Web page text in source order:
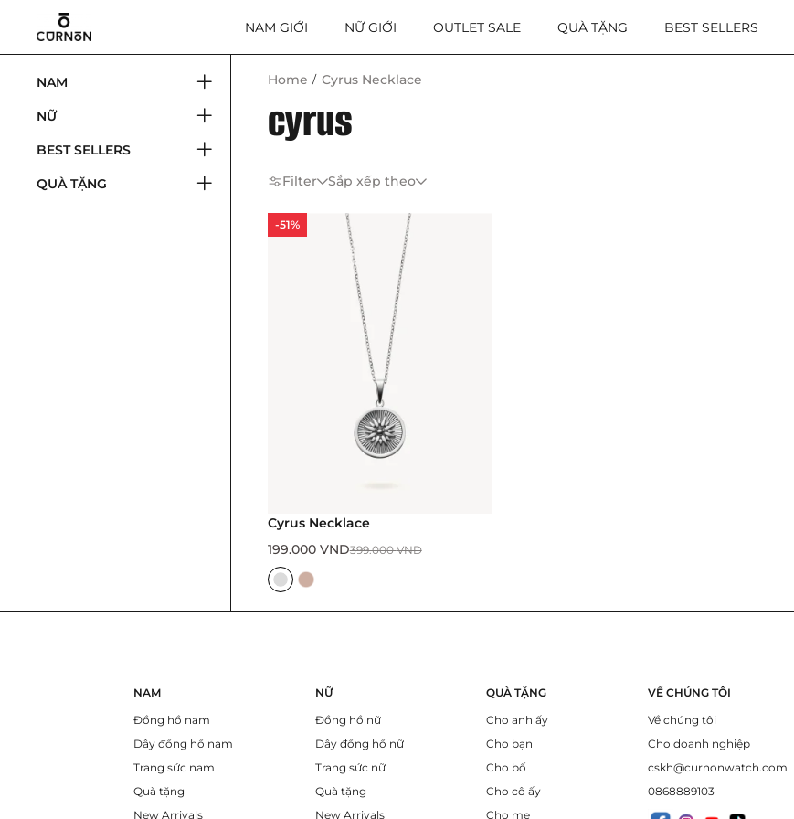
NAM GIỚI NỮ GIỚI OUTLET SALE QUÀ TẶNG BEST SELLERS
NAM
NỮ
BEST SELLERS
QUÀ TẶNG
Home Cyrus Necklace
cyrus
Filter Sắp xếp theo
-51%
Cyrus Necklace
399.000VND
199.000 VND
NAM
Đồng hồ nam
Dây đồng hồ nam
Trang sức nam
Quà tặng
New Arrivals
NỮ
Đồng hồ nữ
Dây đồng hồ nữ
Trang sức nữ
Quà tặng
New Arrivals
QUÀ TẶNG
Cho anh ấy
Cho bạn
Cho bố
Cho cô ấy
Cho mẹ
VỀ CHÚNG TÔI
Về chúng tôi
Cho doanh nghiệp
cskh@curnonwatch.com
0868889103